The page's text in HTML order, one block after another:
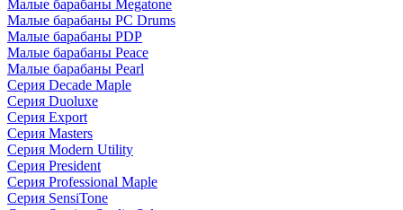
Малые барабаны Megatone
Малые барабаны PC Drums
Малые барабаны PDP
Малые барабаны Peace
Малые барабаны Pearl
Серия Decade Maple
Серия Duoluxe
Серия Export
Серия Masters
Серия Modern Utility
Серия President
Серия Professional Maple
Серия SensiTone